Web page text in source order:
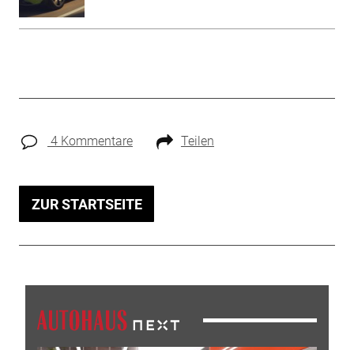
4 Kommentare Teilen
ZUR STARTSEITE